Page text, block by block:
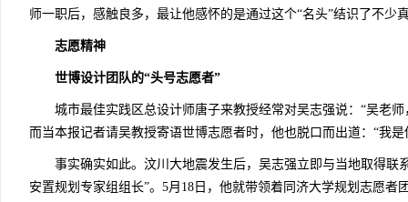
师一职后，感触良多，最让他感怀的是通过这个“名头”结识了不少
志愿精神
世博设计团队的“头号志愿者”
城市最佳实践区总设计师唐子来教授经常对吴志强说：“吴老师
而当本报记者请吴教授寄语世博志愿者时，他也脱口而出道：“我是
事实确实如此。汶川大地震发生后，吴志强立即与当地取得联
安置规划专家组组长”。5月18日，他就带领着同济大学规划志愿者